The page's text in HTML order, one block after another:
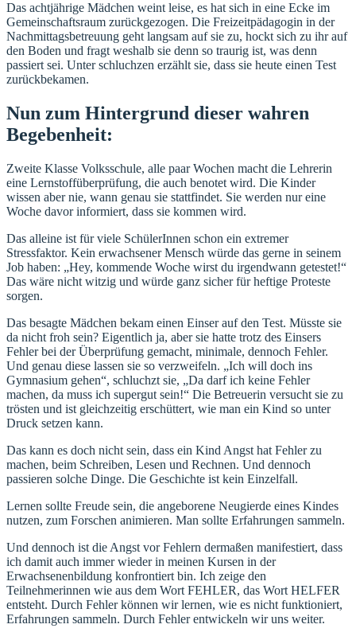
Das achtjährige Mädchen weint leise, es hat sich in eine Ecke im
Gemeinschaftsraum zurückgezogen. Die Freizeitpädagogin in der
Nachmittagsbetreuung geht langsam auf sie zu, hockt sich zu ihr auf
den Boden und fragt weshalb sie denn so traurig ist, was denn
passiert sei. Unter schluchzen erzählt sie, dass sie heute einen Test
zurückbekamen.
Nun zum Hintergrund dieser wahren
Begebenheit:
Zweite Klasse Volksschule, alle paar Wochen macht die Lehrerin
eine Lernstoffüberprüfung, die auch benotet wird. Die Kinder
wissen aber nie, wann genau sie stattfindet. Sie werden nur eine
Woche davor informiert, dass sie kommen wird.
Das alleine ist für viele SchülerInnen schon ein extremer
Stressfaktor. Kein erwachsener Mensch würde das gerne in seinem
Job haben: „Hey, kommende Woche wirst du irgendwann getestet!“
Das wäre nicht witzig und würde ganz sicher für heftige Proteste
sorgen.
Das besagte Mädchen bekam einen Einser auf den Test. Müsste sie
da nicht froh sein? Eigentlich ja, aber sie hatte trotz des Einsers
Fehler bei der Überprüfung gemacht, minimale, dennoch Fehler.
Und genau diese lassen sie so verzweifeln. „Ich will doch ins
Gymnasium gehen“, schluchzt sie, „Da darf ich keine Fehler
machen, da muss ich supergut sein!“ Die Betreuerin versucht sie zu
trösten und ist gleichzeitig erschüttert, wie man ein Kind so unter
Druck setzen kann.
Das kann es doch nicht sein, dass ein Kind Angst hat Fehler zu
machen, beim Schreiben, Lesen und Rechnen. Und dennoch
passieren solche Dinge. Die Geschichte ist kein Einzelfall.
Lernen sollte Freude sein, die angeborene Neugierde eines Kindes
nutzen, zum Forschen animieren. Man sollte Erfahrungen sammeln.
Und dennoch ist die Angst vor Fehlern dermaßen manifestiert, dass
ich damit auch immer wieder in meinen Kursen in der
Erwachsenenbildung konfrontiert bin. Ich zeige den
Teilnehmerinnen wie aus dem Wort FEHLER, das Wort HELFER
entsteht. Durch Fehler können wir lernen, wie es nicht funktioniert,
Erfahrungen sammeln. Durch Fehler entwickeln wir uns weiter.